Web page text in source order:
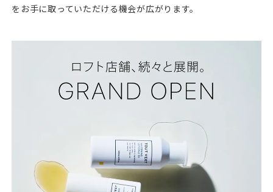
をお手に取っていただける機会が広がります。